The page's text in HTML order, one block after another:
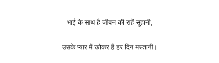
भाई के साथ है जीवन की राहें सुहानी,
उसके प्यार में खोकर है हर दिन मस्तानी।